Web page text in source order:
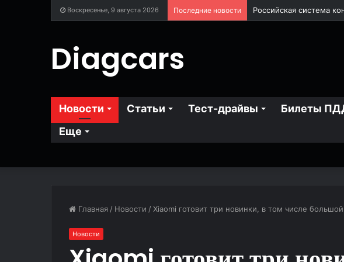
Воскресенье, 9 августа 2026 Последние новости
Diagcars
Новости Статьи Тест-драйвы Билеты
Еще
Главная / Новости /Xiaomi готовит три новинки, в том числе
Новости